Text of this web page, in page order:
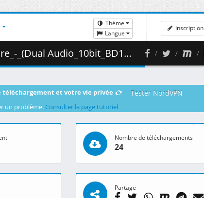
Thème
Langue
Inscription
( 409.94 MB )
téléchargement et votre vie privée Tester NordVPN
un problème. Consulter la page tutoriel
Nombre de téléchargements
24
Partage